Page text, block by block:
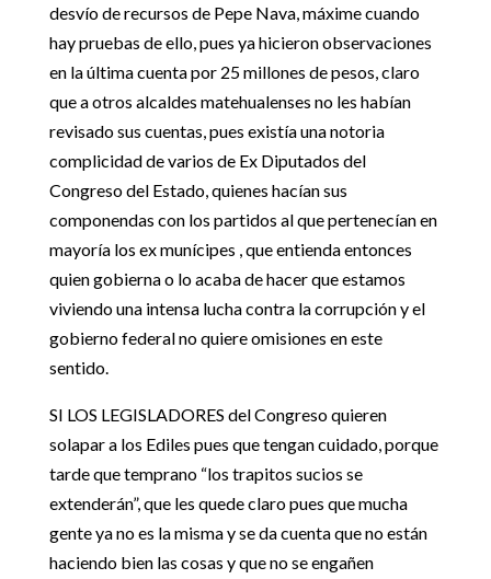
desvío de recursos de Pepe Nava, máxime cuando
hay pruebas de ello, pues ya hicieron observaciones
en la última cuenta por 25 millones de pesos, claro
que a otros alcaldes matehualenses no les habían
revisado sus cuentas, pues existía una notoria
complicidad de varios de Ex Diputados del
Congreso del Estado, quienes hacían sus
componendas con los partidos al que pertenecían en
mayoría los ex munícipes , que entienda entonces
quien gobierna o lo acaba de hacer que estamos
viviendo una intensa lucha contra la corrupción y el
gobierno federal no quiere omisiones en este
sentido.
SI LOS LEGISLADORES del Congreso quieren
solapar a los Ediles pues que tengan cuidado, porque
tarde que temprano “los trapitos sucios se
extenderán”, que les quede claro pues que mucha
gente ya no es la misma y se da cuenta que no están
haciendo bien las cosas y que no se engañen